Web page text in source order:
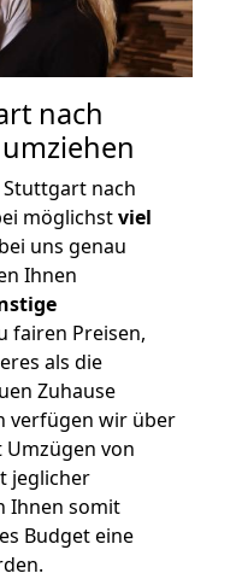
nach
Stuttgart nach
möglichstviel
uns genau
Ihnen
fairen Preisen,
als die
Zuhause
verfügen wir über
von
jeglicher
Ihnen somit
Budget eine